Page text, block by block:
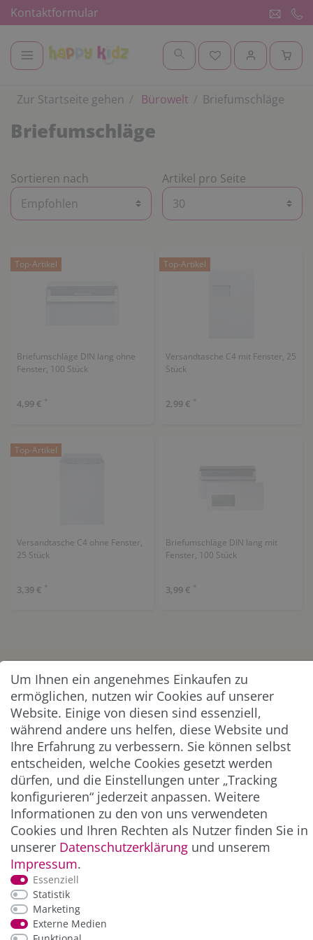
Kontaktformular
Zur Startseite gehen Bürowelt Briefumschläge
Briefumschläge
Sortieren nach Artikel pro Seite
Top-Artikel
Briefumschläge DIN lang ohne
Fenster, 100 Stück
4,99 € *
Top-Artikel
Versandtasche C4 mit Fenster, 25
Stück
2,99 € *
Top-Artikel
Versandtasche C4 ohne Fenster,
25 Stück
3,39 € *
Briefumschläge DIN lang mit
Fenster, 100 Stück
3,99 € *
KUNDENSERVICE
UNTERNEHMEN & SERVICE
INFORMATION
NEWSLETTER
ZAHLUNG & VERSAND
Um Ihnen ein angenehmes Einkaufen zu
ermöglichen, nutzen wir Cookies auf unserer
Website. Einige von diesen sind essenziell,
während andere uns helfen, diese Website und
Ihre Erfahrung zu verbessern. Sie können selbst
entscheiden, welche Cookies gesetzt werden
dürfen, und die Einstellungen unter „Tracking
konfigurieren“ jederzeit anpassen. Weitere
Informationen zu den von uns verwendeten
Cookies und Ihren Rechten als Nutzer finden Sie in
unserer Daten­schutz­erklärung und unserem
Impressum.
Essenziell
Statistik
Marketing
Externe Medien